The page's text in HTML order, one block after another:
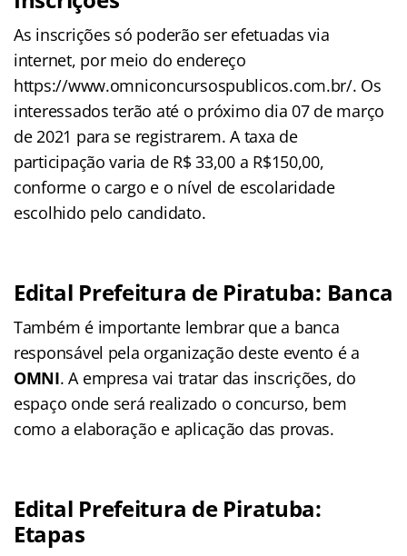
As inscrições só poderão ser efetuadas via
internet, por meio do endereço
https://www.omniconcursospublicos.com.br/. Os
interessados terão até o próximo dia 07 de março
de 2021 para se registrarem. A taxa de
participação varia de R$ 33,00 a R$150,00,
conforme o cargo e o nível de escolaridade
escolhido pelo candidato.
Edital Prefeitura de Piratuba: Banca
Também é importante lembrar que a banca
responsável pela organização deste evento é a
OMNI. A empresa vai tratar das inscrições, do
espaço onde será realizado o concurso, bem
como a elaboração e aplicação das provas.
Edital Prefeitura de Piratuba:
Etapas